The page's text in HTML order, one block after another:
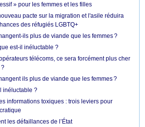
» pour les femmes et les filles
pacte sur la migration et l'asile réduira
des réfugiés LGBTQ+
ils plus de viande que les femmes ?
est-il inéluctable ?
télécoms, ce sera forcément plus cher
?
ils plus de viande que les femmes ?
inéluctable ?
informations toxiques : trois leviers pour
les défaillances de l’État